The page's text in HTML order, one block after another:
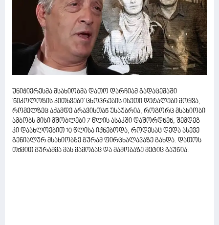
უნიჭიერესმა მსახიობმა დათო დარჩიამ გადაცემაში
'ნიკოლოზის კითხვები' ცხოვრების ისეთი დეტალები მოყვა,
რომელზეც აქამდე არავისთან უსაუბრია, როგორც მსახიობი
ამბობს მისი მშობლები 7 წლის ასაკში დაშორდნენ, შემდეგ
კი დაახლოებით 10 წლისა იქნებოდა, როდესაც დედა ასევე
გენიალურ მსახიობზე გურამ ფირცხალავაზე გახდა. დათოს
თქმით გურამმა მას მამობაც და მამობაზე მეტიც გაუწია.